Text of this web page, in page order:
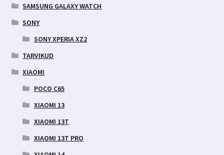
SAMSUNG GALAXY WATCH
SONY
SONY XPERIA XZ2
TARVIKUD
XIAOMI
POCO C65
XIAOMI 13
XIAOMI 13T
XIAOMI 13T PRO